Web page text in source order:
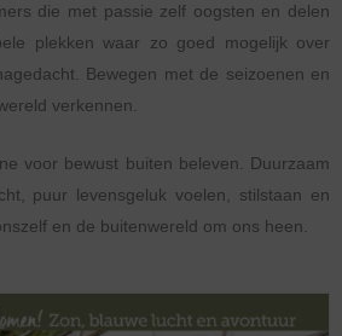
die met passie zelf oogsten en delen
plekken waar zo goed mogelijk over
Bewegen met de seizoenen en
verkennen.
voor bewust buiten beleven. Duurzaam
puur levensgeluk voelen, stilstaan en
en de buitenwereld om ons heen.